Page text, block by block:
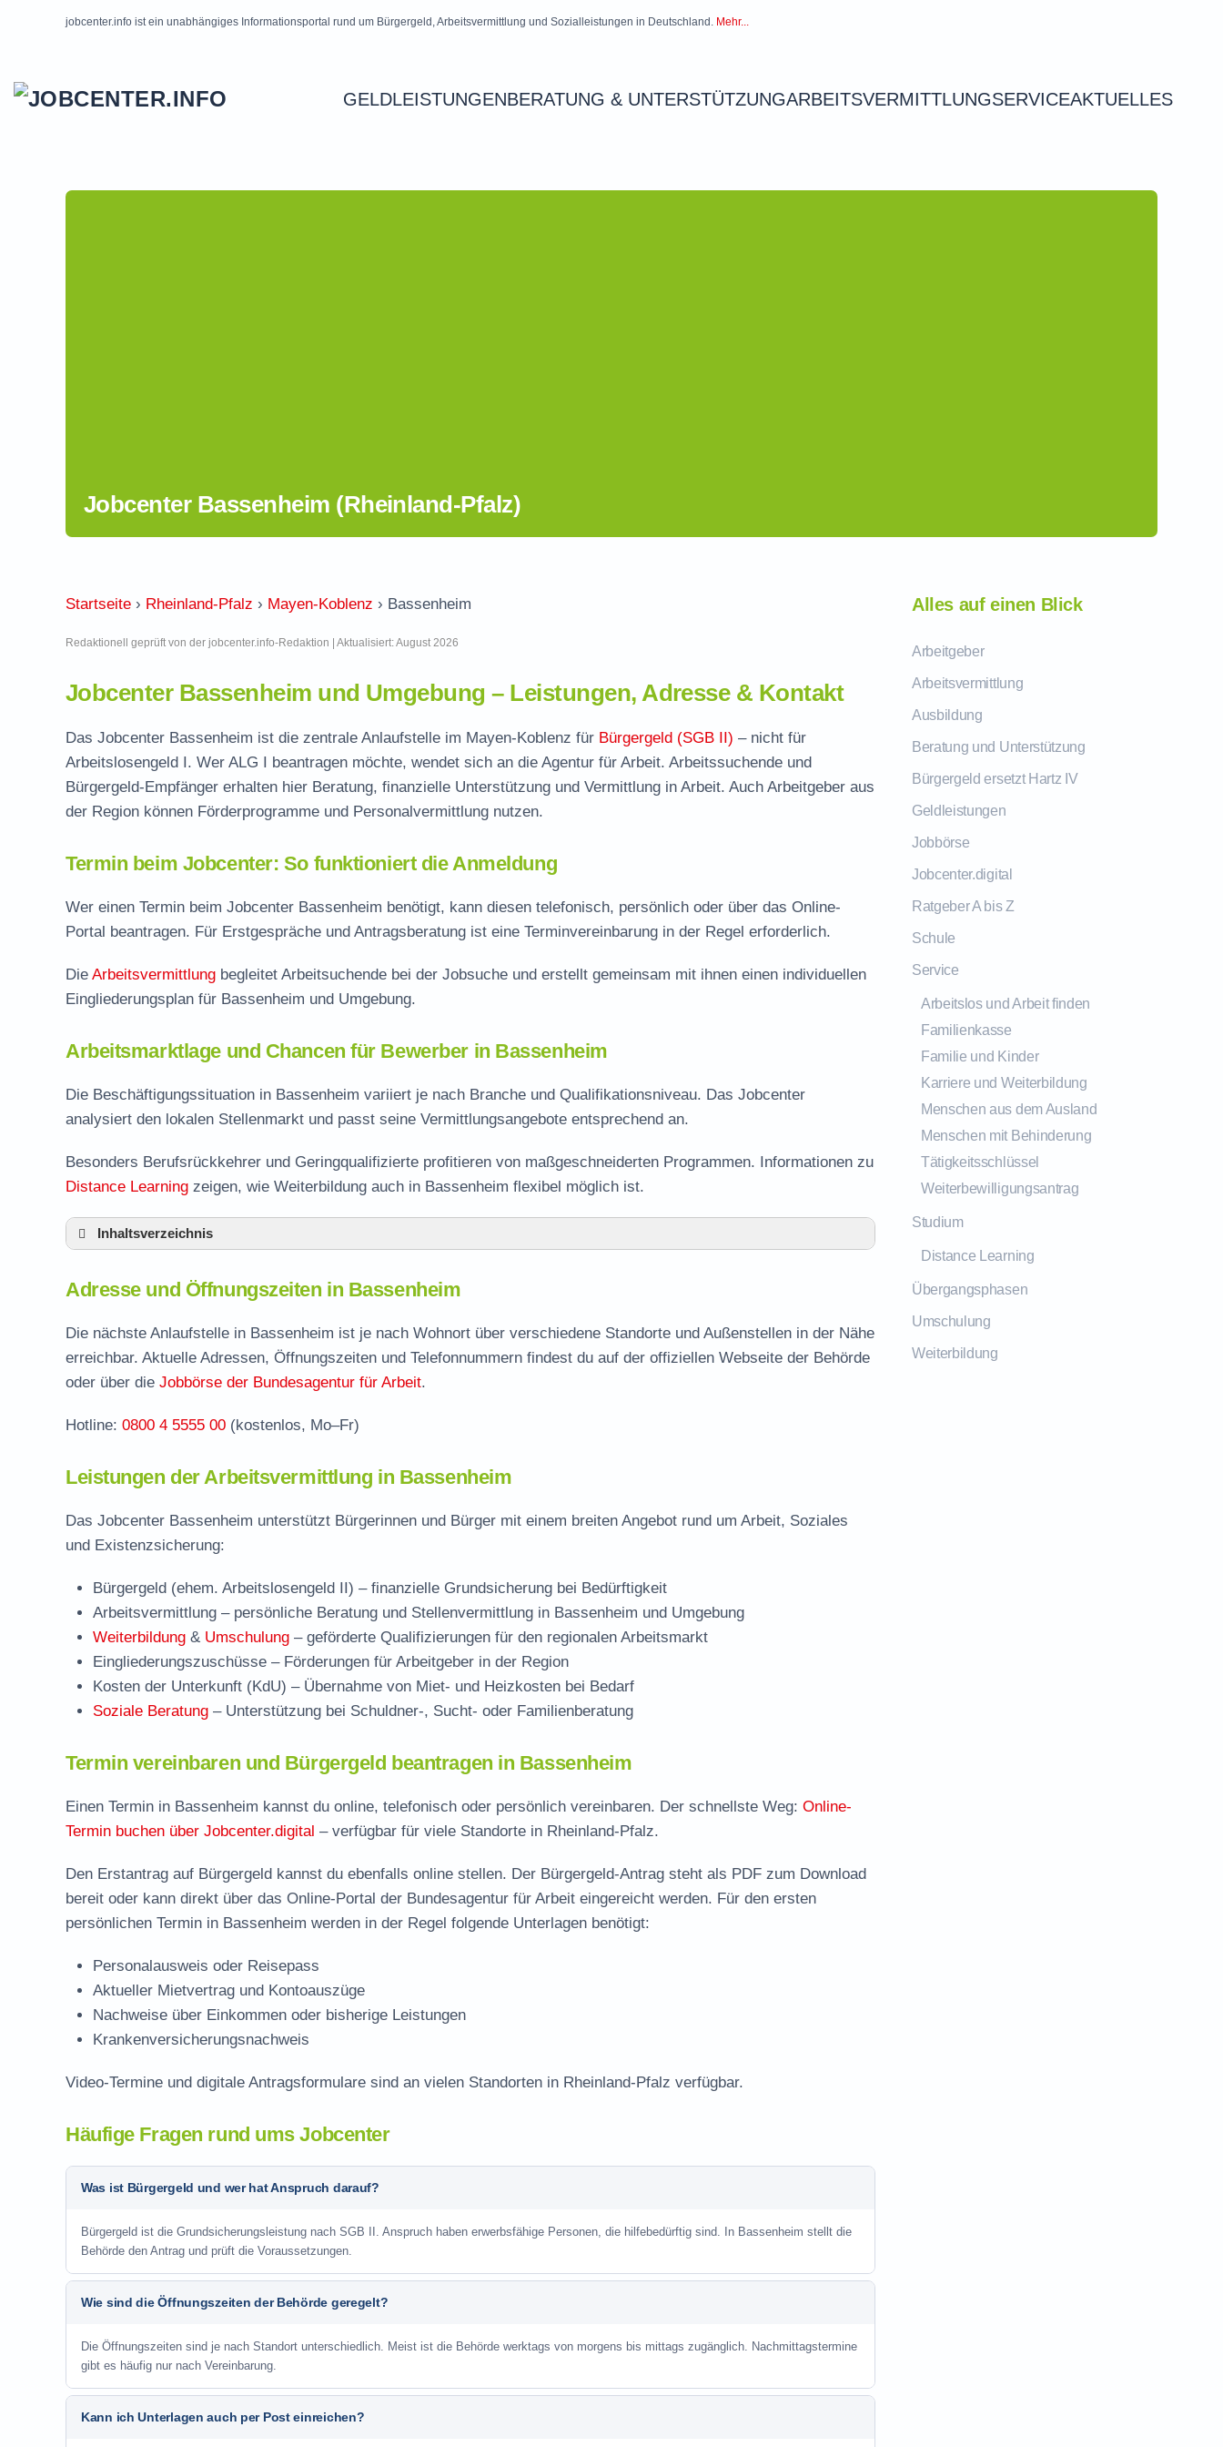
jobcenter.info ist ein unabhängiges Informationsportal rund um Bürgergeld, Arbeitsvermittlung und Sozialleistungen in Deutschland. Mehr...
GELDLEISTUNGENBERATUNG & UNTERSTÜTZUNGARBEITSVERMITTLUNGSERVICEAKTUELLES
Jobcenter Bassenheim (Rheinland-Pfalz)
Startseite › Rheinland-Pfalz › Mayen-Koblenz › Bassenheim
Redaktionell geprüft von der jobcenter.info-Redaktion | Aktualisiert: August 2026
Jobcenter Bassenheim und Umgebung – Leistungen, Adresse & Kontakt
Das Jobcenter Bassenheim ist die zentrale Anlaufstelle im Mayen-Koblenz für Bürgergeld (SGB II) – nicht für
Arbeitslosengeld I. Wer ALG I beantragen möchte, wendet sich an die Agentur für Arbeit. Arbeitssuchende und
Bürgergeld-Empfänger erhalten hier Beratung, finanzielle Unterstützung und Vermittlung in Arbeit. Auch Arbeitgeber aus
der Region können Förderprogramme und Personalvermittlung nutzen.
Termin beim Jobcenter: So funktioniert die Anmeldung
Wer einen Termin beim Jobcenter Bassenheim benötigt, kann diesen telefonisch, persönlich oder über das Online-
Portal beantragen. Für Erstgespräche und Antragsberatung ist eine Terminvereinbarung in der Regel erforderlich.
Die Arbeitsvermittlung begleitet Arbeitsuchende bei der Jobsuche und erstellt gemeinsam mit ihnen einen individuellen
Eingliederungsplan für Bassenheim und Umgebung.
Arbeitsmarktlage und Chancen für Bewerber in Bassenheim
Die Beschäftigungssituation in Bassenheim variiert je nach Branche und Qualifikationsniveau. Das Jobcenter
analysiert den lokalen Stellenmarkt und passt seine Vermittlungsangebote entsprechend an.
Besonders Berufsrückkehrer und Geringqualifizierte profitieren von maßgeschneiderten Programmen. Informationen zu
Distance Learning zeigen, wie Weiterbildung auch in Bassenheim flexibel möglich ist.
Inhaltsverzeichnis
Leistungen der Arbeitsvermittlung in Bassenheim
Termin vereinbaren und Bürgergeld beantragen
Jobcenter Mayen-Koblenz – zuständige Stelle
Stellenangebote und Jobbörse in Bassenheim
Häufige Fragen rund ums Jobcenter
Adresse und Öffnungszeiten in Bassenheim
Die nächste Anlaufstelle in Bassenheim ist je nach Wohnort über verschiedene Standorte und Außenstellen in der Nähe
erreichbar. Aktuelle Adressen, Öffnungszeiten und Telefonnummern findest du auf der offiziellen Webseite der Behörde
oder über die Jobbörse der Bundesagentur für Arbeit.
Hotline: 0800 4 5555 00 (kostenlos, Mo–Fr)
Leistungen der Arbeitsvermittlung in Bassenheim
Das Jobcenter Bassenheim unterstützt Bürgerinnen und Bürger mit einem breiten Angebot rund um Arbeit, Soziales
und Existenzsicherung:
Bürgergeld (ehem. Arbeitslosengeld II) – finanzielle Grundsicherung bei Bedürftigkeit
Arbeitsvermittlung – persönliche Beratung und Stellenvermittlung in Bassenheim und Umgebung
Weiterbildung & Umschulung – geförderte Qualifizierungen für den regionalen Arbeitsmarkt
Eingliederungszuschüsse – Förderungen für Arbeitgeber in der Region
Kosten der Unterkunft (KdU) – Übernahme von Miet- und Heizkosten bei Bedarf
Soziale Beratung – Unterstützung bei Schuldner-, Sucht- oder Familienberatung
Termin vereinbaren und Bürgergeld beantragen in Bassenheim
Einen Termin in Bassenheim kannst du online, telefonisch oder persönlich vereinbaren. Der schnellste Weg: Online-
Termin buchen über Jobcenter.digital – verfügbar für viele Standorte in Rheinland-Pfalz.
Den Erstantrag auf Bürgergeld kannst du ebenfalls online stellen. Der Bürgergeld-Antrag steht als PDF zum Download
bereit oder kann direkt über das Online-Portal der Bundesagentur für Arbeit eingereicht werden. Für den ersten
persönlichen Termin in Bassenheim werden in der Regel folgende Unterlagen benötigt:
Personalausweis oder Reisepass
Aktueller Mietvertrag und Kontoauszüge
Nachweise über Einkommen oder bisherige Leistungen
Krankenversicherungsnachweis
Video-Termine und digitale Antragsformulare sind an vielen Standorten in Rheinland-Pfalz verfügbar.
Häufige Fragen rund ums Jobcenter
Was ist Bürgergeld und wer hat Anspruch darauf?
Bürgergeld ist die Grundsicherungsleistung nach SGB II. Anspruch haben erwerbsfähige Personen, die hilfebedürftig sind. In Bassenheim stellt die
Behörde den Antrag und prüft die Voraussetzungen.
Wie sind die Öffnungszeiten der Behörde geregelt?
Die Öffnungszeiten sind je nach Standort unterschiedlich. Meist ist die Behörde werktags von morgens bis mittags zugänglich. Nachmittagstermine
gibt es häufig nur nach Vereinbarung.
Kann ich Unterlagen auch per Post einreichen?
Alles auf einen Blick
Arbeitgeber
Arbeitsvermittlung
Ausbildung
Beratung und Unterstützung
Bürgergeld ersetzt Hartz IV
Geldleistungen
Jobbörse
Jobcenter.digital
Ratgeber A bis Z
Schule
Service
Arbeitslos und Arbeit finden
Familienkasse
Familie und Kinder
Karriere und Weiterbildung
Menschen aus dem Ausland
Menschen mit Behinderung
Tätigkeitsschlüssel
Weiterbewilligungsantrag
Studium
Distance Learning
Übergangsphasen
Umschulung
Weiterbildung